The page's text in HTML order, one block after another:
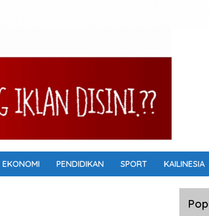
EKONOMI PENDIDIKAN SPORT KAILINESIA